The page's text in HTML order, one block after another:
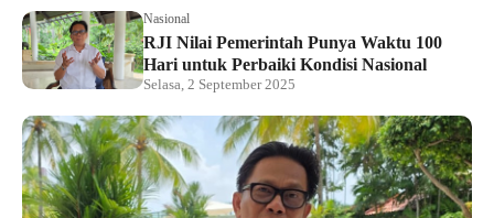
Nasional
RJI Nilai Pemerintah Punya Waktu 100
Hari untuk Perbaiki Kondisi Nasional
Selasa, 2 September 2025